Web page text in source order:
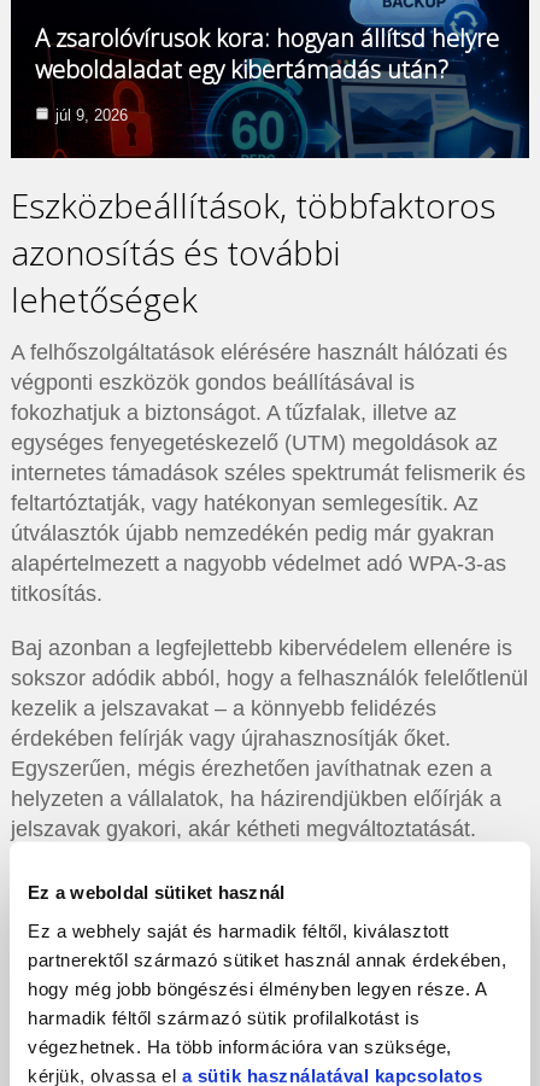
Ez a weboldal sütiket használ
Ez a webhely saját és harmadik féltől, kiválasztott
partnerektől származó sütiket használ annak érdekében,
hogy még jobb böngészési élményben legyen része. A
harmadik féltől származó sütik profilalkotást is
végezhetnek. Ha több információra van szüksége,
kérjük, olvassa el a sütik használatával kapcsolatos
A zsarolóvírusok kora: hogyan állítsd helyre
weboldaladat egy kibertámadás után?
júl 9, 2026
Eszközbeállítások, többfaktoros
azonosítás és további
lehetőségek
A felhőszolgáltatások elérésére használt hálózati és
végponti eszközök gondos beállításával is
fokozhatjuk a biztonságot. A tűzfalak, illetve az
egységes fenyegetéskezelő (UTM) megoldások az
internetes támadások széles spektrumát felismerik és
feltartóztatják, vagy hatékonyan semlegesítik. Az
útválasztók újabb nemzedékén pedig már gyakran
alapértelmezett a nagyobb védelmet adó WPA-3-as
titkosítás.
Baj azonban a legfejlettebb kibervédelem ellenére is
sokszor adódik abból, hogy a felhasználók felelőtlenül
kezelik a jelszavakat – a könnyebb felidézés
érdekében felírják vagy újrahasznosítják őket.
Egyszerűen, mégis érezhetően javíthatnak ezen a
helyzeten a vállalatok, ha házirendjükben előírják a
jelszavak gyakori, akár kétheti megváltoztatását.
Határozottan növeli a felhőszolgáltatások biztonságát
egy további azonosítót is kér a belépéshez. Ilyen
kétlépcsős azonosítást vezetnek be többek között a
bankok is online szolgáltatásaikhoz. Kétlépcsős
azonosításhoz a szolgáltató a jelszó megadását
követően jellemzően sms-ben küld egy azonosító